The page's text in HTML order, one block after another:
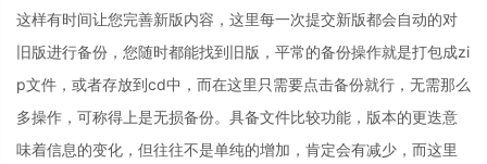
这样有时间让您完善新版内容，这里每一次提交新版都会自动的对
旧版进行备份，您随时都能找到旧版，平常的备份操作就是打包成zi
p文件，或者存放到cd中，而在这里只需要点击备份就行，无需那么
多操作，可称得上是无损备份。具备文件比较功能，版本的更迭意
味着信息的变化，但往往不是单纯的增加，肯定会有减少，而这里